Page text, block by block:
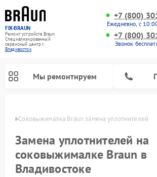
FIX-BRAUN
Ремонт устройств Braun
Специализированный
cервисный центр г.
Владивосток
+7 (800)
Ежедневно, с
+7 (800)
Звонок
Мы ремонтируем
Соковыжималка Braun замена уплотнителей
Замена уплотнителей на
соковыжималке Braun в
Владивостоке